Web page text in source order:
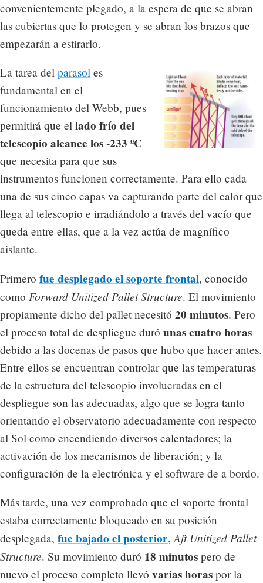
convenientemente plegado, a la espera de que se abran
las cubiertas que lo protegen y se abran los brazos que
empezarán a estirarlo.
La tarea del parasol es
fundamental en el
funcionamiento del Webb, pues
permitirá que el lado frío del
telescopio alcance los -233 ºC
que necesita para que sus
instrumentos funcionen correctamente. Para ello cada
una de sus cinco capas va capturando parte del calor que
llega al telescopio e irradiándolo a través del vacío que
queda entre ellas, que a la vez actúa de magnífico
aislante.
Primero fue desplegado el soporte frontal, conocido
como Forward Unitized Pallet Structure. El movimiento
propiamente dicho del pallet necesitó 20 minutos. Pero
el proceso total de despliegue duró unas cuatro horas
debido a las docenas de pasos que hubo que hacer antes.
Entre ellos se encuentran controlar que las temperaturas
de la estructura del telescopio involucradas en el
despliegue son las adecuadas, algo que se logra tanto
orientando el observatorio adecuadamente con respecto
al Sol como encendiendo diversos calentadores; la
activación de los mecanismos de liberación; y la
configuración de la electrónica y el software de a bordo.
Más tarde, una vez comprobado que el soporte frontal
estaba correctamente bloqueado en su posición
desplegada, fue bajado el posterior, Aft Unitized Pallet
Structure. Su movimiento duró 18 minutos pero de
nuevo el proceso completo llevó varias horas por la